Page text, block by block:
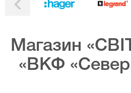
Магазин
«ВКФ